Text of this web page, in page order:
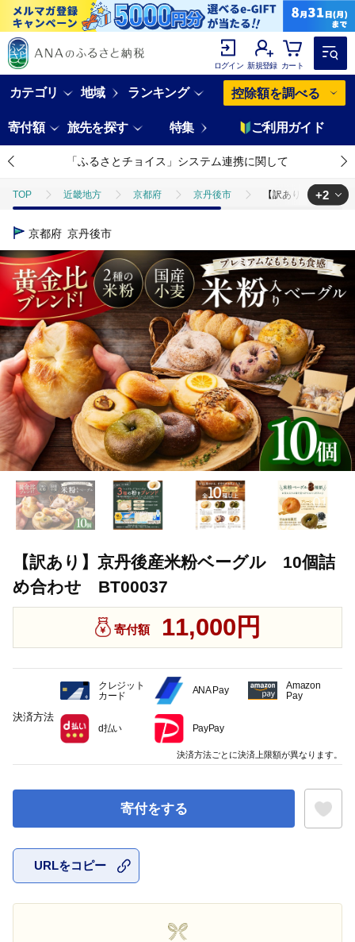
ログイン 新規登録 カート
カテゴリ 地域 ランキング 控除額を調べる
寄付額 旅先を探す 特集 ご利用ガイド
「ふるさとチョイス」システム連携に関して
TOP 近畿地方 京都府 京丹後市 【訳あり】京丹後
TOP
TOP パン・菓子類 【訳あり】京丹後産米粉ベーグ
+2
京都府 京丹後市
【訳あり】京丹後産米粉ベーグル 10個詰
め合わせ BT00037
寄付額 11,000円
寄付をする
URLをコピー
決済方法
クレジット
カード
ANA Pay
Amazon
Pay
d払い PayPay
決済方法ごとに決済上限額が異なります。